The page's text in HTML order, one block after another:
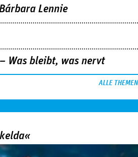
Lennie
Was bleibt, was nervt
ALLE THEMEN